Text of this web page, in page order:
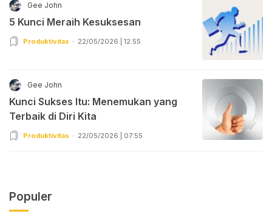
Gee John
5 Kunci Meraih Kesuksesan
Produktivitas 22/05/2026 | 12:55
Gee John
Kunci Sukses Itu: Menemukan yang
Terbaik di Diri Kita
Produktivitas 22/05/2026 | 07:55
Populer